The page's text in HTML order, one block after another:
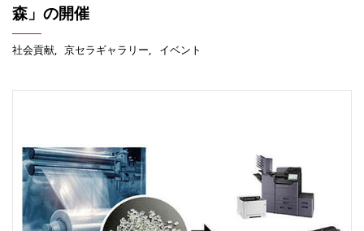
森」の開催
社会貢献 京セラギャラリー イベント